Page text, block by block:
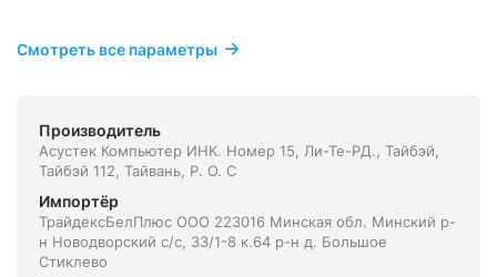
Смотреть все параметры
Производитель
Асустек Компьютер ИНК. Номер 15, Ли-Те-РД., Тайбэй,
Тайбэй 112, Тайвань, Р. О. С
Импортёр
ТрайдексБелПлюс ООО 223016 Минская обл. Минский р-
н Новодворский с/с, 33/1-8 к.64 р-н д. Большое
Стиклево